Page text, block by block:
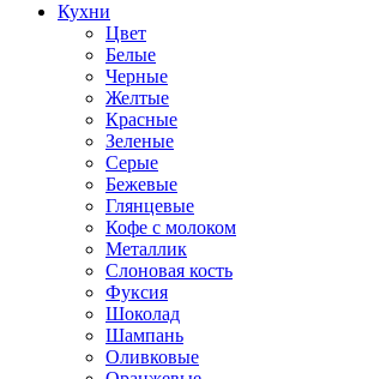
Кухни
Цвет
Белые
Черные
Желтые
Красные
Зеленые
Серые
Бежевые
Глянцевые
Кофе с молоком
Металлик
Слоновая кость
Фуксия
Шоколад
Шампань
Оливковые